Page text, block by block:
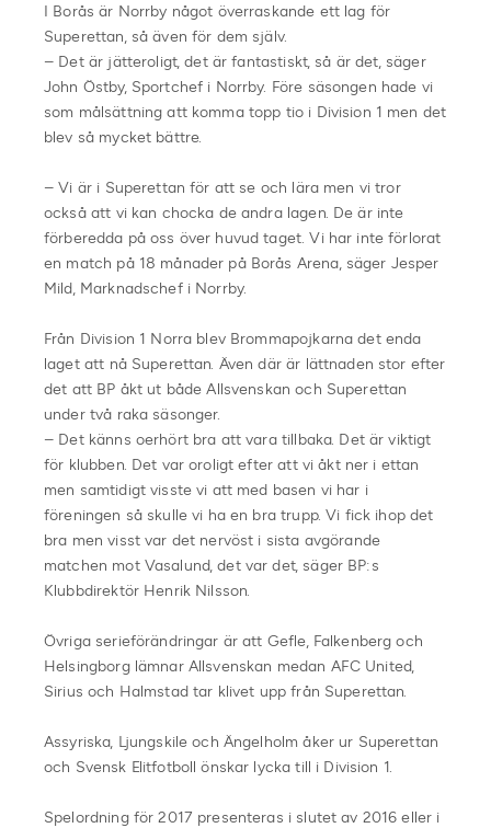
I Borås är Norrby något överraskande ett lag för
Superettan, så även för dem själv.
– Det är jätteroligt, det är fantastiskt, så är det, säger
John Östby, Sportchef i Norrby. Före säsongen hade vi
som målsättning att komma topp tio i Division 1 men det
blev så mycket bättre.
– Vi är i Superettan för att se och lära men vi tror
också att vi kan chocka de andra lagen. De är inte
förberedda på oss över huvud taget. Vi har inte förlorat
en match på 18 månader på Borås Arena, säger Jesper
Mild, Marknadschef i Norrby.
Från Division 1 Norra blev Brommapojkarna det enda
laget att nå Superettan. Även där är lättnaden stor efter
det att BP åkt ut både Allsvenskan och Superettan
under två raka säsonger.
– Det känns oerhört bra att vara tillbaka. Det är viktigt
för klubben. Det var oroligt efter att vi åkt ner i ettan
men samtidigt visste vi att med basen vi har i
föreningen så skulle vi ha en bra trupp. Vi fick ihop det
bra men visst var det nervöst i sista avgörande
matchen mot Vasalund, det var det, säger BP:s
Klubbdirektör Henrik Nilsson.
Övriga serieförändringar är att Gefle, Falkenberg och
Helsingborg lämnar Allsvenskan medan AFC United,
Sirius och Halmstad tar klivet upp från Superettan.
Assyriska, Ljungskile och Ängelholm åker ur Superettan
och Svensk Elitfotboll önskar lycka till i Division 1.
Spelordning för 2017 presenteras i slutet av 2016 eller i